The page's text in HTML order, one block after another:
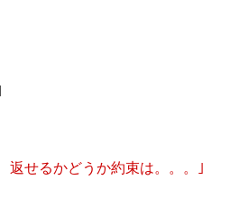
返せるかどうか約束は。。。｣